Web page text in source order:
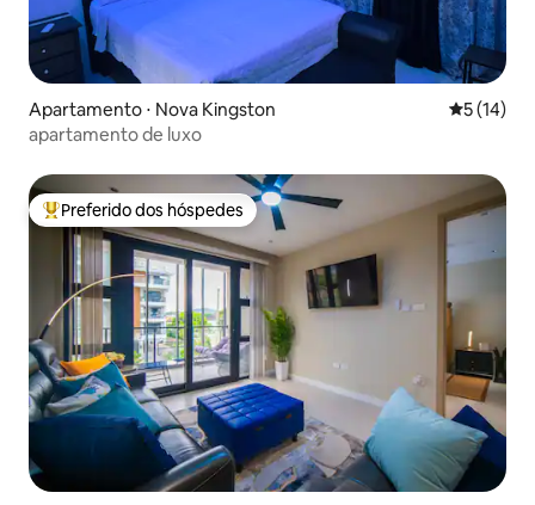
Apartamento ⋅ Nova Kingston 5 de uma
5 (14)
apartamento de luxo
Entre os melhores preferidos dos hóspedes
Preferido dos hóspedes